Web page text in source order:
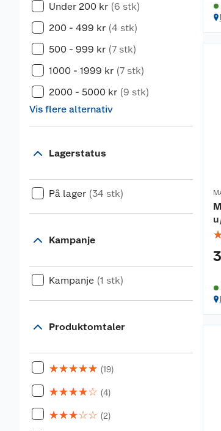
Under 200 kr (6 stk)
200 - 499 kr (4 stk)
500 - 999 kr (7 stk)
1000 - 1999 kr (7 stk)
2000 - 5000 kr (9 stk)
Vis flere alternativ
Lagerstatus
På lager (34 stk)
Kampanje
Kampanje (1 stk)
Produktomtaler
☆☆☆☆☆ (19)
☆☆☆☆☆ (4)
☆☆☆☆☆ (2)